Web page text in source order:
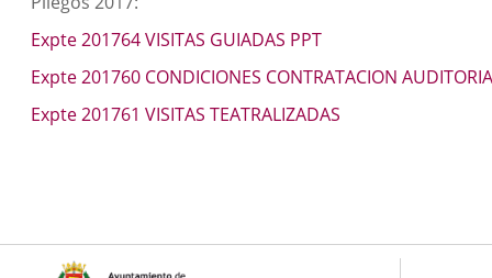
Expte 201764 VISITAS GUIADAS PPT
Expte 201760 CONDICIONES CONTRATACION AUDITORIA
Expte 201761 VISITAS TEATRALIZADAS